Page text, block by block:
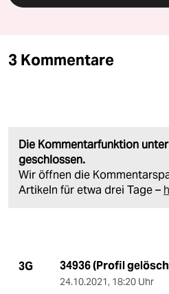
3 Kommentare
Die Kommentarfunktion
geschlossen.
Wir öffnen die
Artikeln für etwa drei Tage –
3G 34936 (Profil
24.10.2021, 18:20 Uhr